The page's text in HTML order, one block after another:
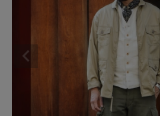
INFORMATION